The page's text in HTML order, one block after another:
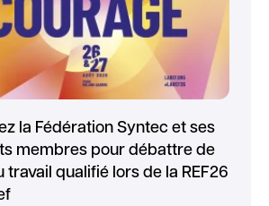
la Fédération Syntec et ses
membres pour débattre de
travail qualifié lors de la REF26